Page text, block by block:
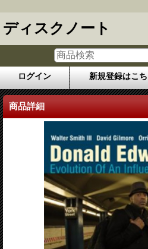
ディスクノート
ログイン 新規登録はこ
商品詳細